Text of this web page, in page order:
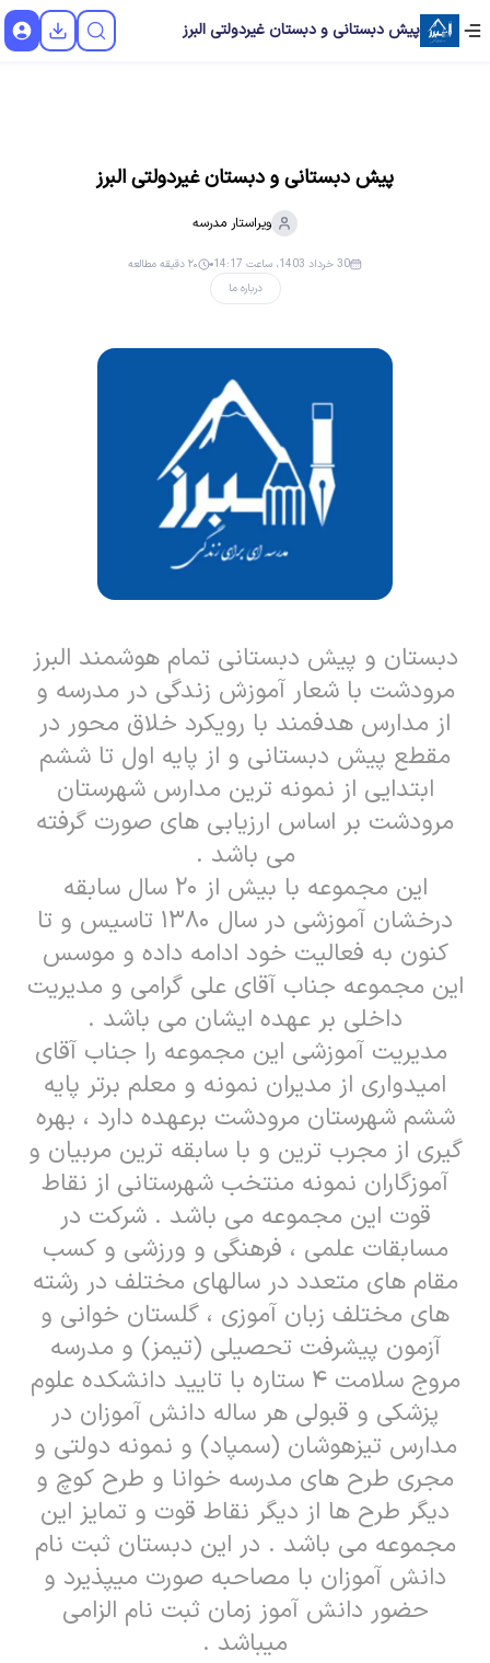
پیش دبستانی و دبستان غیردولتی البرز
پیش دبستانی و دبستان غیردولتی البرز
ویراستار مدرسه
درباره ما
30 خرداد 1403، ساعت 14:17 ۲۰ دقیقه مطالعه
دبستان و پیش دبستانی تمام هوشمند البرز
مرودشت با شعار آموزش زندگی در مدرسه و
از مدارس هدفمند با رویکرد خلاق محور در
مقطع پیش دبستانی و از پایه اول تا ششم
ابتدایی از نمونه ترین مدارس شهرستان
مرودشت بر اساس ارزیابی های صورت گرفته
می باشد .
این مجموعه با بیش از ۲۰ سال سابقه
درخشان آموزشی در سال ۱۳۸۰ تاسیس و تا
کنون به فعالیت خود ادامه داده و موسس
این مجموعه جناب آقای علی گرامی و مدیریت
داخلی بر عهده ایشان می باشد .
مدیریت آموزشی این مجموعه را جناب آقای
امیدواری از مدیران نمونه و معلم برتر پایه
ششم شهرستان مرودشت برعهده دارد ، بهره
گیری از مجرب ترین و با سابقه ترین مربیان و
آموزگاران نمونه منتخب شهرستانی از نقاط
قوت این مجموعه می باشد . شرکت در
مسابقات علمی ، فرهنگی و ورزشی و کسب
مقام های متعدد در سالهای مختلف در رشته
های مختلف زبان آموزی ، گلستان خوانی و
آزمون پیشرفت تحصیلی (تیمز) و مدرسه
مروج سلامت ۴ ستاره با تایید دانشکده علوم
پزشکی و قبولی هر ساله دانش آموزان در
مدارس تیزهوشان (سمپاد) و نمونه دولتی و
مجری طرح های مدرسه خوانا و طرح کوچ و
دیگر طرح ها از دیگر نقاط قوت و تمایز این
مجموعه می باشد . در این دبستان ثبت نام
دانش آموزان با مصاحبه صورت میپذیرد و
حضور دانش آموز زمان ثبت نام الزامی
میباشد .